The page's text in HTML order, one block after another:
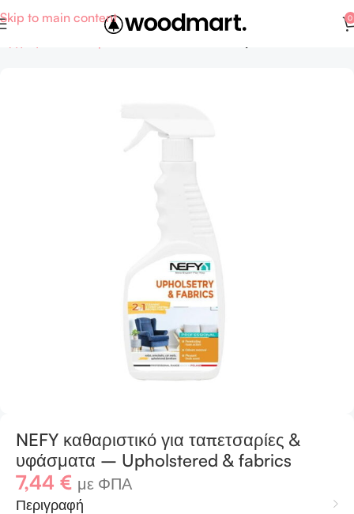
Skip to main content 0
NEFY καθαριστικό για ταπετσαρίες &
υφάσματα – Upholstered & fabrics
7,44 € με ΦΠΑ
Περιγραφή